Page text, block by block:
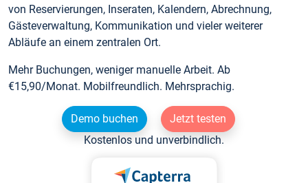
von Reservierungen, Inseraten, Kalendern, Abrechnung,
Gästeverwaltung, Kommunikation und vieler weiterer
Abläufe an einem zentralen Ort.
Mehr Buchungen, weniger manuelle Arbeit. Ab
€15,90/Monat. Mobilfreundlich. Mehrsprachig.
Demo buchen
Jetzt testen
Kostenlos und unverbindlich.